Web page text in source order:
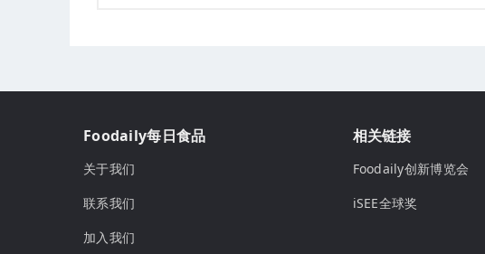
Foodaily每日食品
关于我们
联系我们
加入我们
相关链接
Foodaily创新博览会
iSEE全球奖